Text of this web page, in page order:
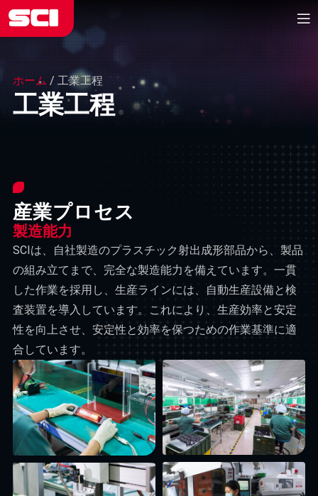
工業工程
ホーム/工業工程
産業プロセス
製造能力
SCIは、自社製造のプラスチック射出成形部品から、製品
の組み立てまで、完全な製造能力を備えています。一貫
した作業を採用し、生産ラインには、自動生産設備と検
査装置を導入しています。これにより、生産効率と安定
性を向上させ、安定性と効率を保つための作業基準に適
合しています。